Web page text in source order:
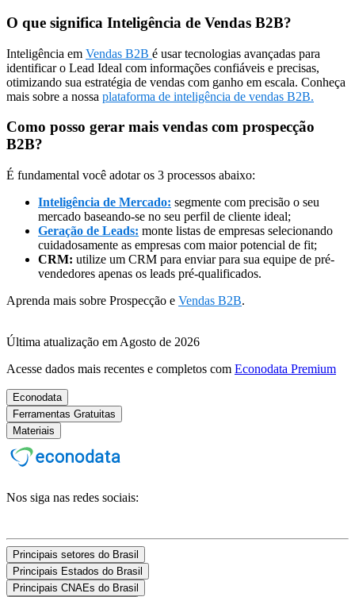
O que significa Inteligência de Vendas B2B?
Inteligência em Vendas B2B é usar tecnologias avançadas para
identificar o Lead Ideal com informações confiáveis e precisas,
otimizando sua estratégia de vendas com ganho em escala. Conheça
mais sobre a nossa plataforma de inteligência de vendas B2B.
Como posso gerar mais vendas com prospecção
B2B?
É fundamental você adotar os 3 processos abaixo:
Inteligência de Mercado: segmente com precisão o seu
mercado baseando-se no seu perfil de cliente ideal;
Geração de Leads: monte listas de empresas selecionando
cuidadosamente as empresas com maior potencial de fit;
CRM: utilize um CRM para enviar para sua equipe de pré-
vendedores apenas os leads pré-qualificados.
Aprenda mais sobre Prospecção e Vendas B2B.
Última atualização em Agosto de 2026
Acesse dados mais recentes e completos com Econodata Premium
Econodata
Ferramentas Gratuitas
Materiais
Nos siga nas redes sociais:
Principais setores do Brasil
Principais Estados do Brasil
Principais CNAEs do Brasil